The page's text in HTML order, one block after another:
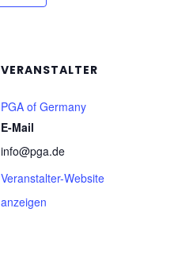
VERANSTALTER
PGA of Germany
E-Mail
info@pga.de
Veranstalter-Website
anzeigen